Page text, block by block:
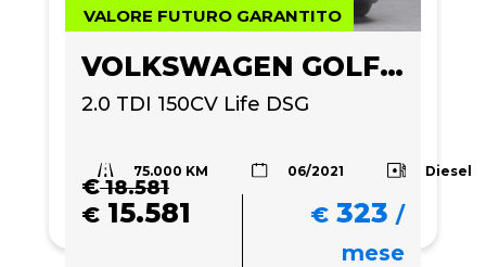
VALORE FUTURO GARANTITO
VOLKSWAGEN GOLF VARIANT
2.0 TDI 150CV Life DSG
75.000 KM 06/2021 Diesel
€18.581
€ 15.581 € 323 /
mese